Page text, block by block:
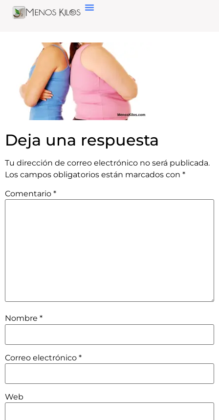
Deja una respuesta
Tu dirección de correo electrónico no será publicada.
Los campos obligatorios están marcados con *
Comentario *
Nombre *
Correo electrónico *
Web